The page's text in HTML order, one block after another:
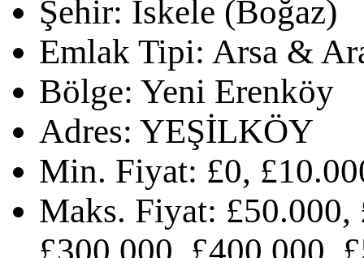
Şehir: İskele (Boğaz)
Emlak Tipi: Arsa &
Bölge: Yeni Erenköy
Adres: YEŞİLKÖY
Min. Fiyat: £0,
Maks. Fiyat: £50.000,
£300.000, £400.000,